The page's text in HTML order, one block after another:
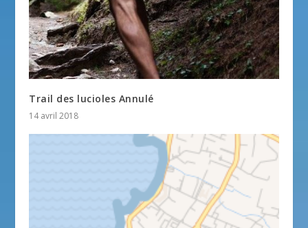
Trail des lucioles Annulé
14 avril 2018